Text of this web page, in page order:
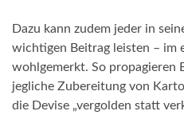
Dazu kann zudem jeder in
wichtigen Beitrag leisten – im
wohlgemerkt. So propagieren
jegliche Zubereitung von
die Devise „vergolden statt